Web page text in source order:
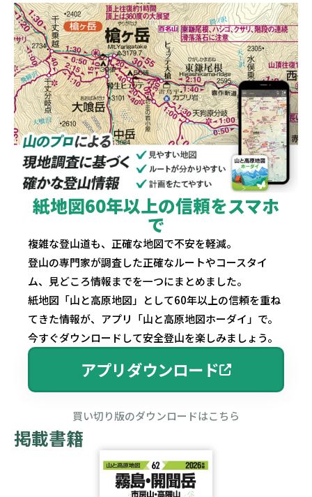
紙地図60年以上の信頼をスマホ
で
複雑な登山道も、正確な地図で不安を軽減。
登山の専門家が調査した正確なルートやコースタイ
ム、見どころ情報までを一つにまとめました。
紙地図「山と高原地図」として60年以上の信頼を重ね
てきた情報が、アプリ「山と高原地図ホーダイ」で。
今すぐダウンロードして安全登山を楽しみましょう。
アプリダウンロード
買い切り版のダウンロードはこちら
掲載書籍